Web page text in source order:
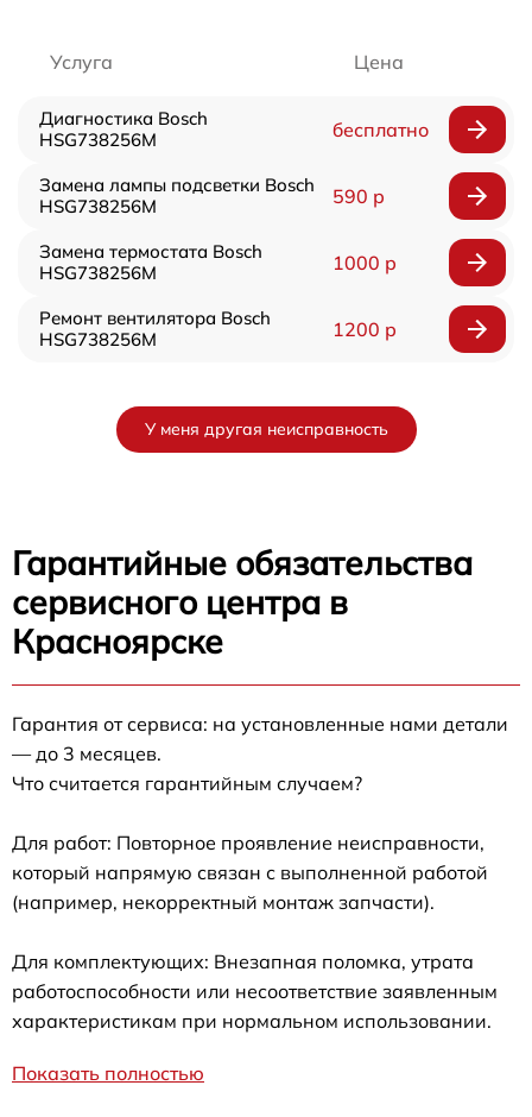
Услуга Цена
Диагностика Bosch
HSG738256M
бесплатно
Замена лампы подсветки Bosch
HSG738256M
590 р
Замена термостата Bosch
HSG738256M
1000 р
Ремонт вентилятора Bosch
HSG738256M
1200 р
У меня другая неисправность
Гарантийные обязательства
сервисного центра в
Красноярске
Гарантия от сервиса: на установленные нами детали
— до 3 месяцев.
Что считается гарантийным случаем?
Для работ: Повторное проявление неисправности,
который напрямую связан с выполненной работой
(например, некорректный монтаж запчасти).
Для комплектующих: Внезапная поломка, утрата
работоспособности или несоответствие заявленным
характеристикам при нормальном использовании.
Показать полностью